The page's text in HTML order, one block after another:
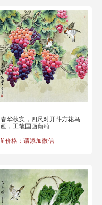
春华秋实，四尺对开斗方花鸟
画，工笔国画葡萄
¥ 价格：请添加微信